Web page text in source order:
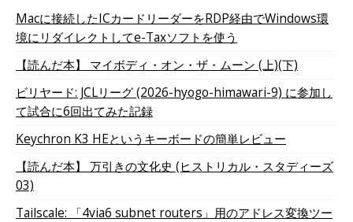
Macに接続したICカードリーダーをRDP経由でWindows環
境にリダイレクトしてe-Taxソフトを使う
【読んだ本】 マイボディ・オン・ザ・ムーン (上)(下)
ビリヤード: JCLリーグ (2026-hyogo-himawari-9) に参加し
て試合に6回出てみた記録
Keychron K3 HEというキーボードの簡単レビュー
【読んだ本】 万引きの文化史 (ヒストリカル・スタディーズ
03)
Tailscale: 「4via6 subnet routers」用のアドレス変換ツー